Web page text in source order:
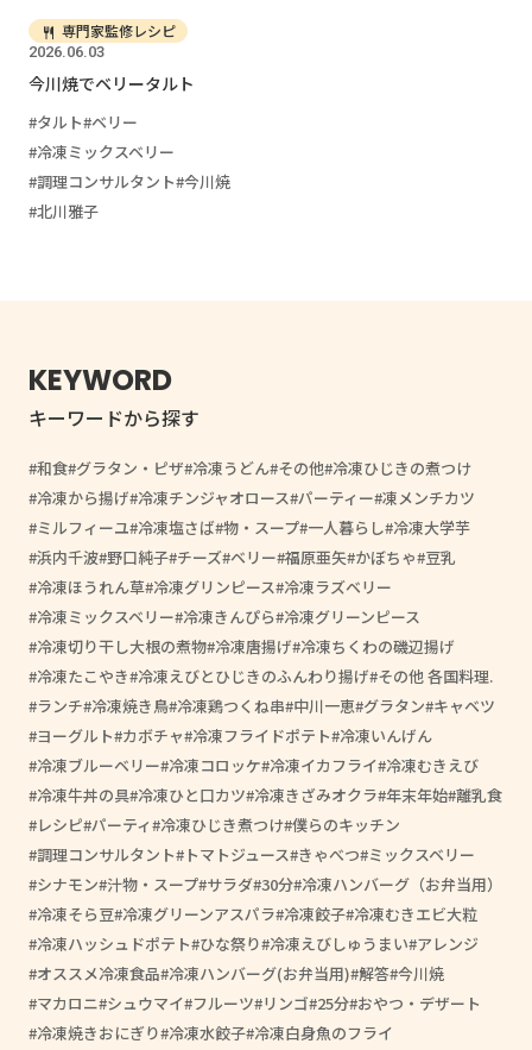
2026.06.03
専門家監修レシピ
今川焼でベリータルト
タルト ベリー
冷凍ミックスベリー
調理コンサルタント 今川焼
北川雅子
KEYWORD
キーワードから探す
和食 グラタン・ピザ 冷凍うどん その他 冷凍ひじきの煮つけ
冷凍から揚げ 冷凍チンジャオロース パーティー 凍メンチカツ
ミルフィーユ 冷凍塩さば 物・スープ 一人暮らし 冷凍大学芋
浜内千波 野口純子 チーズ ベリー 福原亜矢 かぼちゃ 豆乳
冷凍ほうれん草 冷凍グリンピース 冷凍ラズベリー
冷凍ミックスベリー 冷凍きんぴら 冷凍グリーンピース
冷凍切り干し大根の煮物 冷凍唐揚げ 冷凍ちくわの磯辺揚げ
冷凍たこやき 冷凍えびとひじきのふんわり揚げ その他 各国料理.
ランチ 冷凍焼き鳥 冷凍鶏つくね串 中川一恵 グラタン キャベツ
ヨーグルト カボチャ 冷凍フライドポテト 冷凍いんげん
冷凍ブルーベリー 冷凍コロッケ 冷凍イカフライ 冷凍むきえび
冷凍牛丼の具 冷凍ひと口カツ 冷凍きざみオクラ 年末年始 離乳食
レシピ パーティ 冷凍ひじき煮つけ 僕らのキッチン
調理コンサルタント
トマトジュース きゃべつ ミックスベリー
シナモン 汁物・スープ サラダ 30分 冷凍ハンバーグ（お弁当用）
冷凍そら豆 冷凍グリーンアスパラ 冷凍餃子 冷凍むきエビ大粒
冷凍ハッシュドポテト ひな祭り 冷凍えびしゅうまい アレンジ
オススメ冷凍食品 冷凍ハンバーグ(お弁当用) 解答 今川焼
マカロニ シュウマイ フルーツ リンゴ 25分 おやつ・デザート
冷凍焼きおにぎり 冷凍水餃子 冷凍白身魚のフライ